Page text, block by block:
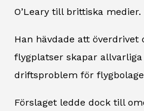
O’Leary till brittiska medier.
Han hävdade att överdrivet
flygplatser skapar
driftsproblem för
Förslaget ledde dock till